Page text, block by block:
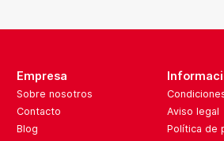
Empresa
Sobre nosotros
Contacto
Blog
Aviso legal
Política de